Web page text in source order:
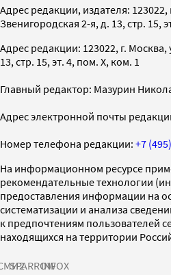
Адрес редакции, издателя: 123022,
Звенигородская 2-я, д. 13, стр. 15,
Адрес редакции: 123022, г.
13, стр. 15, эт. 4, пом. X, ком. 1
Главный редактор: Мазурин
Адрес электронной почты
Номер телефона редакции: +7
На информационном ресурсе
рекомендательные технологии
предоставления информации на
систематизации и анализа
к предпочтениям пользователей
находящихся на территории
SPARROWINFOX